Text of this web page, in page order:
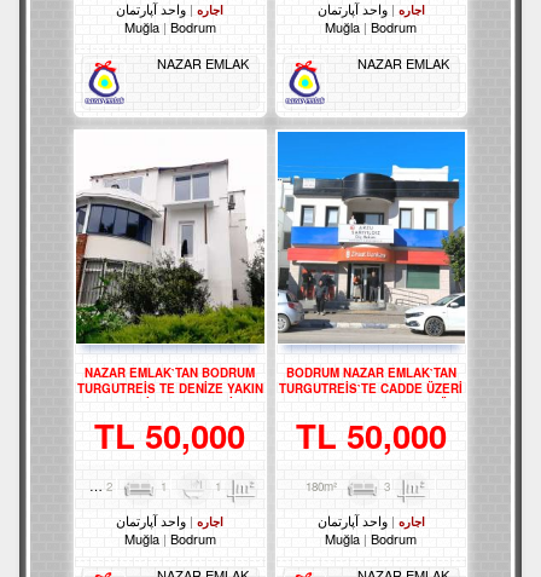
اجاره
واحد آپارتمان
Muğla Bodrum
NAZAR EMLAK
اجاره
واحد آپارتمان
Muğla Bodrum
NAZAR EMLAK
BODRUM NAZAR EMLAK`TAN
TURGUTREİS`TE CADDE ÜZERİ
ARKA TERASLI DUBLEKS BÜRO
50,000 TL
3
اجاره
واحد آپارتمان
Muğla Bodrum
NAZAR EMLAK`TAN BODRUM
TURGUTREİS TE DENİZE YAKIN
EŞYALI KİRALIK 2+1 DAİRE
50,000 TL
2 1 1
اجاره
واحد آپارتمان
Muğla Bodrum